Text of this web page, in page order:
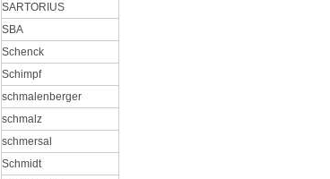
SARTORIUS
SBA
Schenck
Schimpf
schmalenberger
schmalz
schmersal
Schmidt